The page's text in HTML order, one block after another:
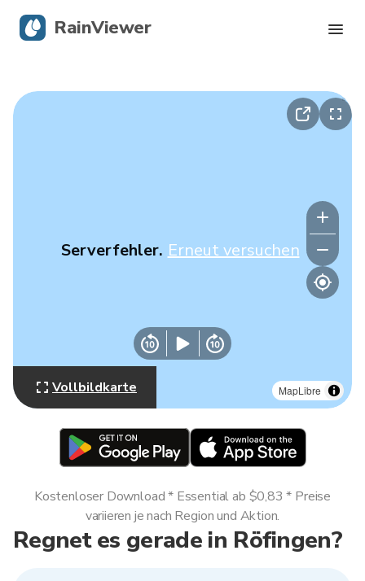
MapLibre
Serverfehler. Erneut versuchen
Vollbildkarte
Regnet es gerade in Röfingen?
Kostenloser Download * Essential ab $0,83 * Preise
variieren je nach Region und Aktion.
RainViewer